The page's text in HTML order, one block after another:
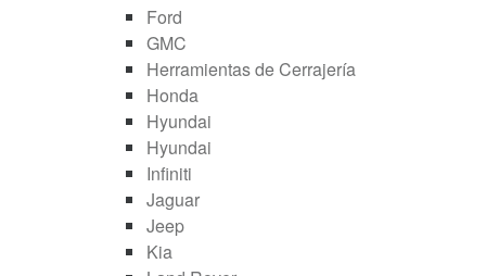
Ford
GMC
Herramientas de Cerrajería
Honda
Hyundai
Hyundai
Infiniti
Jaguar
Jeep
Kia